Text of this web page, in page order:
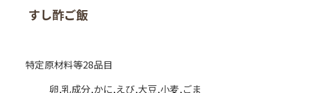
すし酢ご飯
特定原材料等28品目
卵,乳成分,かに,えび,大豆,小麦,ごま